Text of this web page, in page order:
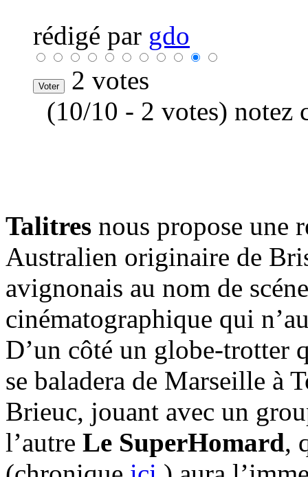
rédigé par gdo
2 votes
(10/10 - 2 votes) notez
Talitres nous propose une
Australien originaire de
avignonais au nom de
cinématographique qui
D’un côté un globe-trotter
se baladera de Marseille à
Brieuc, jouant avec un
l’autre Le SuperHomard,